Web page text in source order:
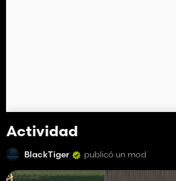
Actividad
BlackTiger publicó un mod